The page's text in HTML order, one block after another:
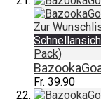
Zur
Pack)
Fr. 39.90